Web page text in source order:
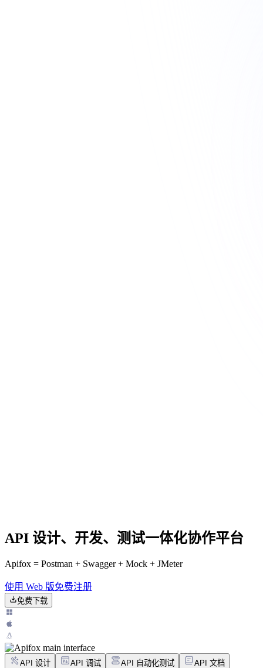
API 设计、开发、测试一体化协作平台
Apifox = Postman + Swagger + Mock + JMeter
使用 Web 版免费注册
免费下载
API 设计 API 调试 API 自动化测试
API 文档